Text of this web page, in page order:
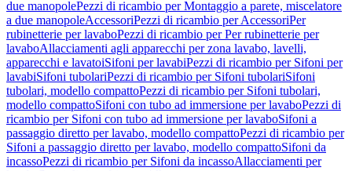
due manopolePezzi di ricambio per Montaggio a parete, miscelatore
a due manopoleAccessoriPezzi di ricambio per AccessoriPer
rubinetterie per lavaboPezzi di ricambio per Per rubinetterie per
lavaboAllacciamenti agli apparecchi per zona lavabo, lavelli,
apparecchi e lavatoiSifoni per lavabiPezzi di ricambio per Sifoni per
lavabiSifoni tubolariPezzi di ricambio per Sifoni tubolariSifoni
tubolari, modello compattoPezzi di ricambio per Sifoni tubolari,
modello compattoSifoni con tubo ad immersione per lavaboPezzi di
ricambio per Sifoni con tubo ad immersione per lavaboSifoni a
passaggio diretto per lavabo, modello compattoPezzi di ricambio per
Sifoni a passaggio diretto per lavabo, modello compattoSifoni da
incassoPezzi di ricambio per Sifoni da incassoAllacciamenti per